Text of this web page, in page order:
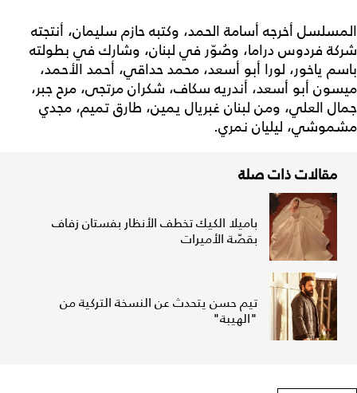
المسلسل أخرجه أسامة الحمد، وكتبه حازم سليمان، أنتجته
شركة فردوس دراما، وصُوّر في لبنان، وشارك في بطولته
باسم ياخور، لورا أبو أسعد، محمد حداقي، أحمد الأحمد،
ميسون أبو أسعد، أندريه سكاف، شكران مرتجى، مرح جبر،
جمال العلي، ومن لبنان غبريال يمين، طارق تميم، مجدي
مشموشي، ليليان نمري.
مقالات ذات صلة
باميلا الكيك تخطف الأنظار بفستان زفاف
بقصّة الأميرات
تيم حسن يتحدث عن النسخة التركية من
"الهيبة"